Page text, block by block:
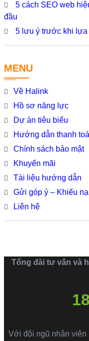
5 cách SEO web
đầu
5 lưu ý trước khi lựa
MENU
Về Halink
Hồ sơ năng lực
Dự án tiêu biểu
Hướng dẫn thanh
Chính sách bảo mật
Khuyến mãi
Tài liệu hướng dẫn
Gửi góp ý – Khiếu
Liên hệ
Tổng đài tư vấn và
Với đội ngũ nhân viên